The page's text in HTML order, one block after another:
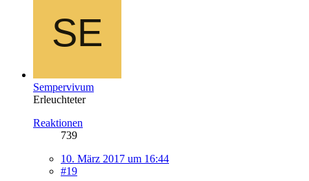
Sempervivum
Erleuchteter
Reaktionen
739
10. März 2017 um 16:44
#19